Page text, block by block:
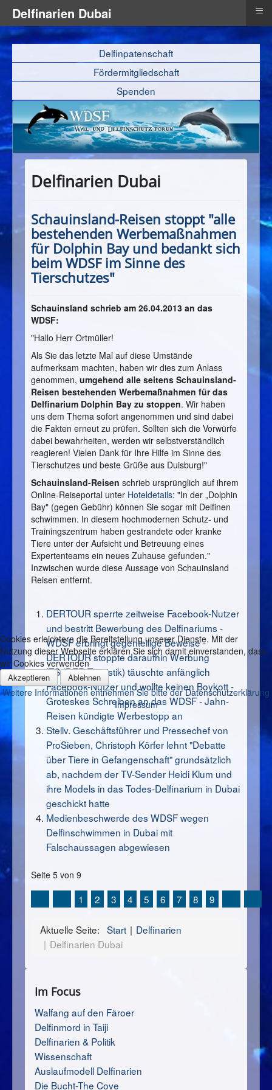
Delfinpatenschaft
Fördermitgliedschaft
Spenden
Delfinarien Dubai
Schauinsland-Reisen stoppt "alle
bestehenden Werbemaßnahmen
für Dolphin Bay und bedankt sich
beim WDSF im Sinne des
Tierschutzes"
Schauinsland schrieb am 26.04.2013 an das
WDSF:
"Hallo Herr Ortmüller!
Als Sie das letzte Mal auf diese Umstände
aufmerksam machten, haben wir dies zum Anlass
genommen, umgehend alle seitens Schauinsland-
Reisen bestehenden Werbemaßnahmen für das
Delfinarium Dolphin Bay zu stoppen. Wir haben
uns dem Thema sofort angenommen und sind dabei
die Fakten erneut zu prüfen. Sollten sich die Vorwürfe
dabei bewahrheiten, werden wir selbstverständlich
reagieren! Vielen Dank für Ihre Hilfe im Sinne des
Tierschutzes und beste Grüße aus Duisburg!"
Schauinsland-Reisen schrieb ursprünglich auf ihrem
Online-Reiseportal unter Hoteldetails: "In der „Dolphin
Bay" (gegen Gebühr) können Sie sogar mit Delfinen
schwimmen. In diesem hochmodernen Schutz- und
Trainingszentrum haben gestrandete oder kranke
Tiere unter der Aufsicht und Betreuung eines
Expertenteams ein neues Zuhause gefunden."
Inzwischen wurde diese Aussage von Schauinsland
Reisen entfernt.
DERTOUR sperrte zeitweise Facebook-Nutzer
und bestritt Bewerbung des Delfinariums -
WDSF erbringt gegenteilige Beweise -
DERTOUR stoppte daraufhin Werbung
ITS (DER Touristik) täuschte anfänglich
Facebook-Nutzer und wollte keinen Boykott -
Groteskes Schreiben an das WDSF - Jahn-
Reisen kündigte Werbestopp an
Stellv. Geschäftsführer und Pressechef von
ProSieben, Christoph Körfer lehnt "Debatte
über Tiere in Gefangenschaft" grundsätzlich
ab, nachdem der TV-Sender Heidi Klum und
ihre Models in das Todes-Delfinarium in Dubai
geschickt hatte
Medienbeschwerde des WDSF wegen
Delfinschwimmen in Dubai mit
Falschaussagen abgewiesen
Seite 5 von 9
1 2 3 4 5 6 7 8 9
Aktuelle Seite: Start
Delfinarien
Delfinarien Dubai
Im Focus
Walfang auf den Färoer
Delfinmord in Taiji
Delfinarien & Politik
Wissenschaft
Auslaufmodell Delfinarien
Die Bucht-The Cove
Cookies erleichtern die Bereitstellung unserer Dienste. Mit der
Nutzung dieser Webseite erklären Sie sich damit einverstanden, dass
wir Cookies verwenden
Akzeptieren Ablehnen
Weitere Informationen entnehmen Sie bitte der Datenschutzerklärung
Impressum
Delfinarien Dubai ≡